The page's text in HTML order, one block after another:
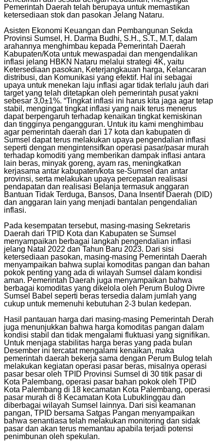
Pemerintah Daerah telah berupaya untuk memastikan
ketersediaan stok dan pasokan Jelang Nataru.
Asisten Ekonomi Keuangan dan Pembangunan Sekda
Provinsi Sumsel, H. Darma Budhi, S.H., S.T., M.T, dalam
arahannya menghimbau kepada Pemerintah Daerah
Kabupaten/Kota untuk mewaspadai dan mengendalikan
inflasi jelang HBKN Nataru melalui strategi 4K, yaitu
Ketersediaan pasokan, Keterjangkauan harga, Kelancaran
distribusi, dan Komunikasi yang efektif. Hal ini sebagai
upaya untuk menekan laju inflasi agar tidak terlalu jauh dari
target yang telah ditetapkan oleh pemerintah pusat yakni
sebesar 3,0±1%. “Tingkat inflasi ini harus kita jaga agar tetap
stabil, mengingat tingkat inflasi yang naik terus menerus
dapat berpengaruh terhadap kenaikan tingkat kemiskinan
dan tingginya pengangguran. Untuk itu kami menghimbau
agar pemerintah daerah dari 17 kota dan kabupaten di
Sumsel dapat terus melakukan upaya pengendalian inflasi
seperti dengan mengintensifkan operasi pasar/pasar murah
terhadap komoditi yang memberikan dampak inflasi antara
lain beras, minyak goreng, ayam ras, meningkatkan
kerjasama antar kabupaten/kota se-Sumsel dan antar
provinsi, serta melakukan upaya percepatan realisasi
pendapatan dan realisasi Belanja termasuk anggaran
Bantuan Tidak Terduga, Bansos, Dana Insentif Daerah (DID)
dan anggaran lain yang menjadi bantalan pengendalian
inflasi.
Pada kesempatan tersebut, masing-masing Sekretaris
Daerah dari TPID Kota dan Kabupaten se Sumsel
menyampaikan berbagai langkah pengendalian inflasi
jelang Natal 2022 dan Tahun Baru 2023. Dari sisi
ketersediaan pasokan, masing-masing Pemerintah Daerah
menyampaikan bahwa suplai komoditas pangan dan bahan
pokok penting yang ada di wilayah Sumsel dalam kondisi
aman. Pemerintah Daerah juga menyampaikan bahwa
berbagai komoditas yang dikelola oleh Perum Bulog Divre
Sumsel Babel seperti beras tersedia dalam jumlah yang
cukup untuk memenuhi kebutuhan 2-3 bulan kedepan.
Hasil pantauan harga dari masing-masing Pemerintah Derah
juga menunjukkan bahwa harga komoditas pangan dalam
kondisi stabil dan tidak mengalami fluktuasi yang signifikan.
Untuk menjaga stabilitas harga beras yang pada bulan
Desember ini tercatat mengalami kenaikan, maka
pemerintah daerah bekerja sama dengan Perum Bulog telah
melakukan kegiatan operasi pasar beras, misalnya operasi
pasar besar oleh TPID Provinsi Sumsel di 30 titik pasar di
Kota Palembang, operasi pasar bahan pokok oleh TPID
Kota Palembang di 18 kecamatan Kota Palembang, operasi
pasar murah di 8 Kecamatan Kota Lubuklinggau dan
diberbagai wilayah Sumsel lainnya. Dari sisi keamanan
pangan, TPID bersama Satgas Pangan menyampaikan
bahwa senantiasa telah melakukan monitoring dan sidak
pasar dan akan terus memantau apabila terjadi potensi
penimbunan oleh spekulan.